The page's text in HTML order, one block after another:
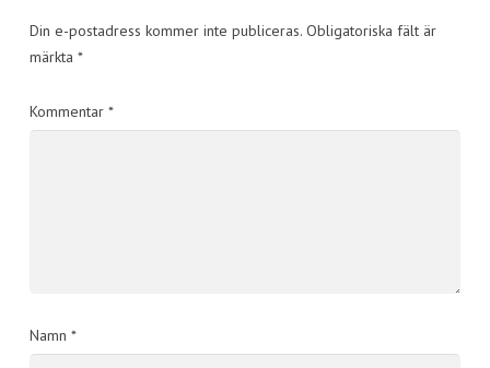
Din e-postadress kommer inte publiceras. Obligatoriska fält är
märkta *
Kommentar *
Namn *